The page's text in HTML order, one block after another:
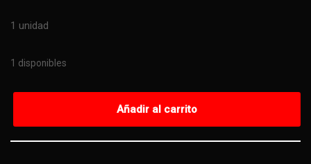
1 unidad
1 disponibles
Añadir al carrito